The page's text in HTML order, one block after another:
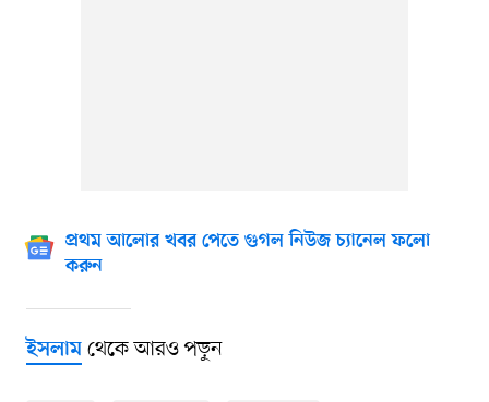
প্রথম আলোর খবর পেতে গুগল নিউজ চ্যানেল ফলো
করুন
ইসলামথেকে আরও পড়ুন